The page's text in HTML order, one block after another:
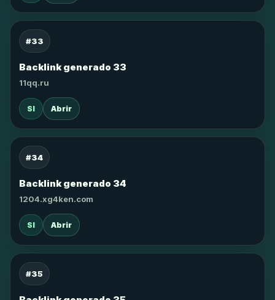
#33
Backlink generado 33
11qq.ru
SI Abrir
#34
Backlink generado 34
1204.xg4ken.com
SI Abrir
#35